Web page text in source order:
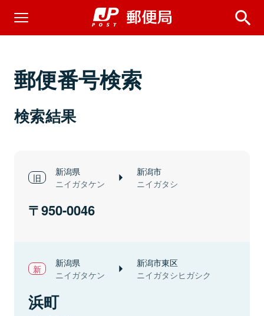
郵便番号検索
検索結果
新潟県
ニイガタケン
新潟市
ニイガタシ
950-0046
新潟県
ニイガタケン
新潟市東区
ニイガタシヒガシク
浜町